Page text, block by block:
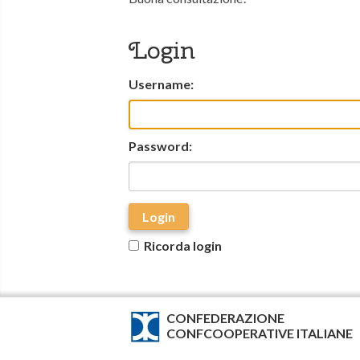
Login
Username:
Password:
Login
Ricorda login
CONFEDERAZIONE
CONFCOOPERATIVE ITALIANE